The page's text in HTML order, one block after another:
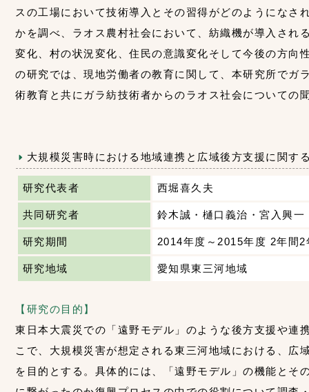
スの工場において技術導入とその習得がどのようになさ
かを調べ、ラオス農村社会において、紡織機が導入され
変化、村の状況変化、住民の意識変化そして今後の方向
の研究では、現地労働者の教育に関して、本研究所でガ
術教育と共にガラ紡技術者からのラオス社会についての
大規模災害時における地域連携と広域後方支援に関す
研究代表者 西堀喜久夫
共同研究者 鈴木誠・樋口義治・宮入興
研究期間 2014年度～2015年度 2年間2
研究地域 愛知県東三河地域
【研究の目的】
東日本大震災での「遠野モデル」のような後方支援や連
こで、大規模災害が想定される東三河地域における、広
を目的とする。具体的には、「遠野モデル」の機能とそ